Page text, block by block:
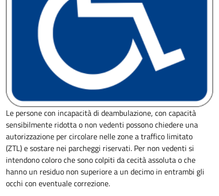
Le persone con incapacità di deambulazione, con capacità
sensibilmente ridotta o non vedenti possono chiedere una
autorizzazione per circolare nelle zone a traffico limitato
(ZTL) e sostare nei parcheggi riservati. Per non vedenti si
intendono coloro che sono colpiti da cecità assoluta o che
hanno un residuo non superiore a un decimo in entrambi gli
occhi con eventuale correzione.